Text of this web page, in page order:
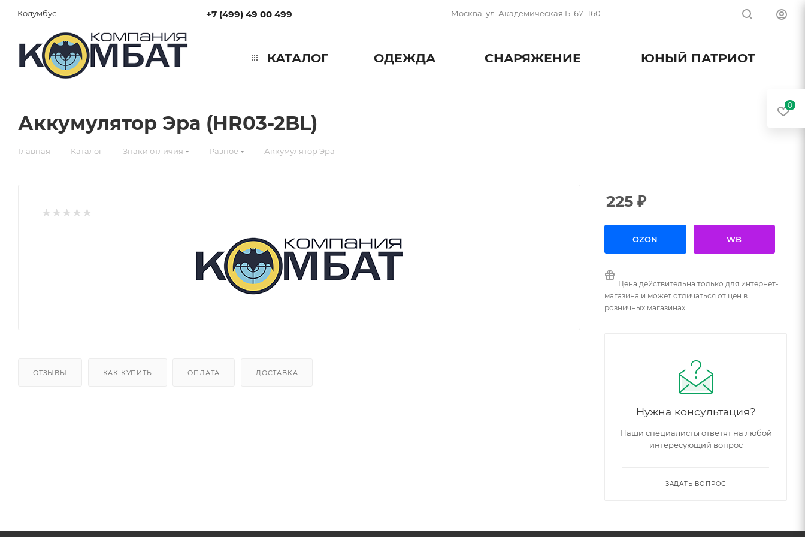
Колумбус +7 (499) 49 00 499 Москва, ул. Академическая Б. 67- 160
КАТАЛОГ ОДЕЖДА СНАРЯЖЕНИЕ ЮНЫЙ ПАТРИОТ
Аккумулятор Эра (HR03-2BL)
Главная — Каталог — Знаки отличия — Разное — Аккумулятор Эра
ОТЗЫВЫ КАК КУПИТЬ ОПЛАТА ДОСТАВКА
225 ₽
OZON WB
Цена действительна только для интернет-
магазина и может отличаться от цен в
розничных магазинах
Нужна консультация?
Наши специалисты ответят на любой
интересующий вопрос
ЗАДАТЬ ВОПРОС
0